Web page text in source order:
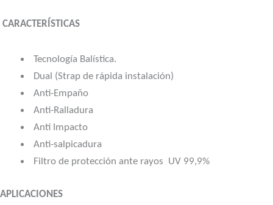
CARACTERÍSTICAS
Tecnología Balística.
Dual (Strap de rápida instalación)
Anti-Empaño
Anti-Ralladura
Anti Impacto
Anti-salpicadura
Filtro de protección ante rayos UV 99,9%
APLICACIONES